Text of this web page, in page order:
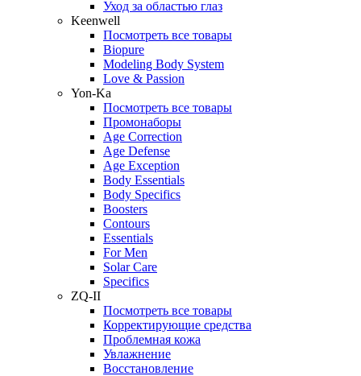
Уход за областью глаз
Keenwell
Посмотреть все товары
Biopure
Modeling Body System
Love & Passion
Yon-Ka
Посмотреть все товары
Промонаборы
Age Correction
Age Defense
Age Exception
Body Essentials
Body Specifics
Boosters
Contours
Essentials
For Men
Solar Care
Specifics
ZQ-II
Посмотреть все товары
Корректирующие средства
Проблемная кожа
Увлажнение
Восстановление